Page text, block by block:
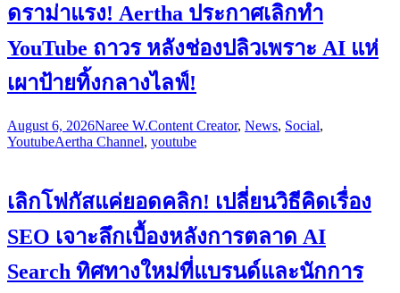
ดราม่าแรง! Aertha ประกาศเลิกทำ
YouTube ถาวร หลังช่องปลิวเพราะ AI แห่
เผาป้ายทิ้งกลางไลฟ์!
August 6, 2026Naree W.Content Creator, News, Social,
YoutubeAertha Channel, youtube
เลิกโฟกัสแค่ยอดคลิก! เปลี่ยนวิธีคิดเรื่อง
SEO เจาะลึกเบื้องหลังการตลาด AI
Search ทิศทางใหม่ที่แบรนด์และนักการ